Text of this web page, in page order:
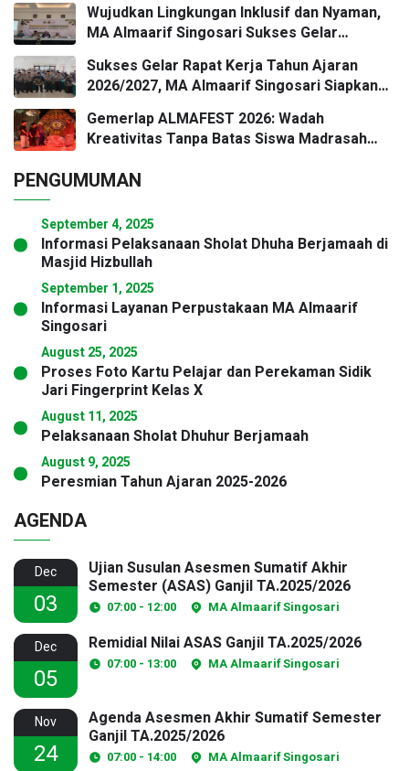
Unggul dan Berkarakter
Wujudkan Lingkungan Inklusif dan Nyaman,
MA Almaarif Singosari Sukses Gelar
Implementasi Satuan Pendidikan Ramah
Anak
Sukses Gelar Rapat Kerja Tahun Ajaran
2026/2027, MA Almaarif Singosari Siapkan
Gemerlap ALMAFEST 2026: Wadah
Kreativitas Tanpa Batas Siswa Madrasah
PENGUMUMAN
September 4, 2025
Informasi Pelaksanaan Sholat Dhuha Berjamaah di
Masjid Hizbullah
September 1, 2025
Informasi Layanan Perpustakaan MA Almaarif
Singosari
August 25, 2025
Proses Foto Kartu Pelajar dan Perekaman Sidik
Jari Fingerprint Kelas X
August 11, 2025
Pelaksanaan Sholat Dhuhur Berjamaah
August 9, 2025
Peresmian Tahun Ajaran 2025-2026
AGENDA
Dec
03
Ujian Susulan Asesmen Sumatif Akhir
Semester (ASAS) Ganjil TA.2025/2026
07:00 - 12:00 MA Almaarif Singosari
Dec
05
Remidial Nilai ASAS Ganjil TA.2025/2026
07:00 - 13:00 MA Almaarif Singosari
Nov
24
Agenda Asesmen Akhir Sumatif Semester
Ganjil TA.2025/2026
07:00 - 14:00 MA Almaarif Singosari